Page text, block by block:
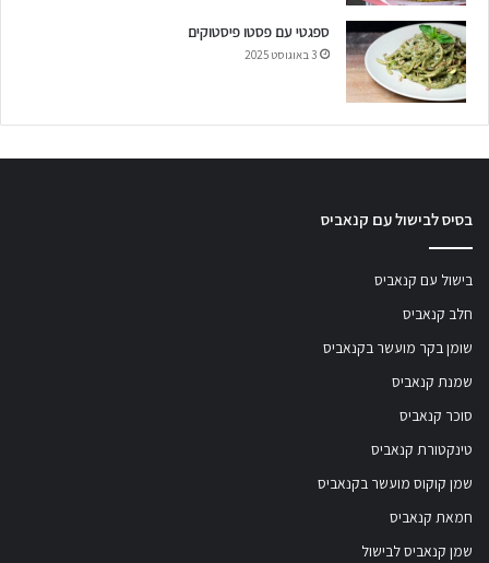
ספגטי עם פסטו פיסטוקים
3 באוגוסט 2025
בסיס לבישול עם קנאביס
בישול עם קנאביס
חלב קנאביס
שומן בקר מועשר בקנאביס
שמנת קנאביס
סוכר קנאביס
טינקטורת קנאביס
שמן קוקוס מועשר בקנאביס
חמאת קנאביס
שמן קנאביס לבישול